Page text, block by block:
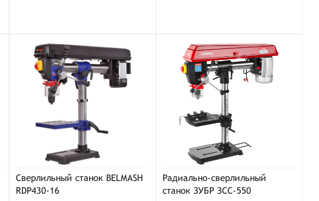
Сверлильный станок BELMASH
RDP430-16
Радиально-сверлильный
станок ЗУБР ЗСС-550